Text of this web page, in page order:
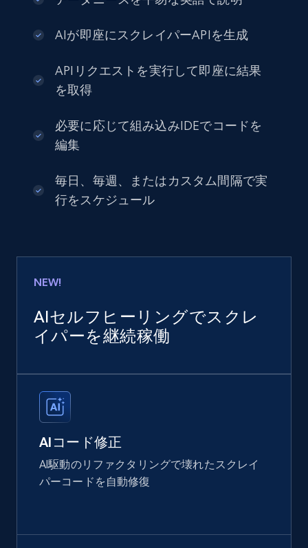
AIが即座にスクレイパーAPIを生成
APIリクエストを実行して即座に結果
を取得
必要に応じて組み込みIDEでコードを
編集
毎日、毎週、またはカスタム間隔で実
行をスケジュール
NEW!
AIセルフヒーリングでスクレ
イパーを継続稼働
AIコード修正
AI駆動のリファクタリングで壊れたスクレイ
パーコードを自動修復